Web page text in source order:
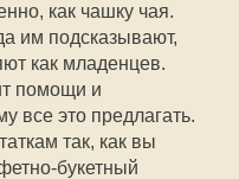
как чашку чая.
им подсказывают,
как младенцев.
помощи и
все это предлагать.
так, как вы
букетный